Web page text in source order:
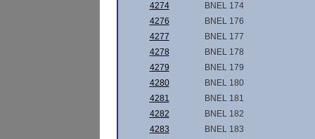
4274
BNEL 174
4276
BNEL 176
4277
BNEL 177
4278
BNEL 178
4279
BNEL 179
4280
BNEL 180
4281
BNEL 181
4282
BNEL 182
4283
BNEL 183